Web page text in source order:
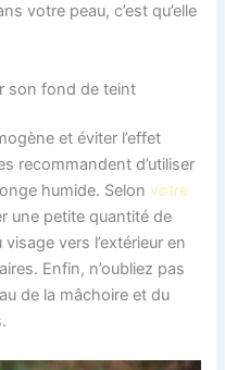
votre peau, c’est qu’elle
son fond de teint
et éviter l’effet
recommandent d’utiliser
humide. Selonvotre
une petite quantité de
vers l’extérieur en
Enfin, n’oubliez pas
de la mâchoire et du